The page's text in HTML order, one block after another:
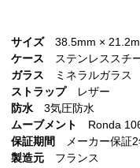
サイズ38.5mm ×
ケース
ステンレススチ
ガラス
ミネラルガラス
ストラップ
レザー
防水 3気圧防水
ムーブメント Ronda
保証期間
メーカー保証
製造元 フランス